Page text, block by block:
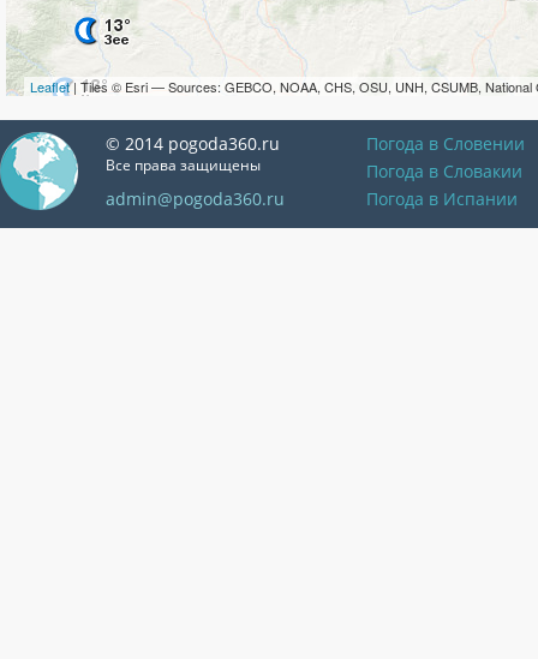
Leaflet| Tiles © Esri — Sources: GEBCO, NOAA, CHS, OSU, UNH, CSUMB, National
© 2014 pogoda360.ru
Все права защищены
admin@pogoda360.ru
Погода в Словении
Погода в Словакии
Погода в Испании